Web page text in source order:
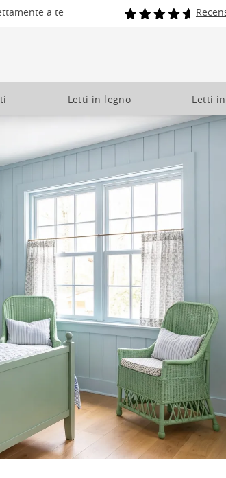
a te
Letti in legno Letti